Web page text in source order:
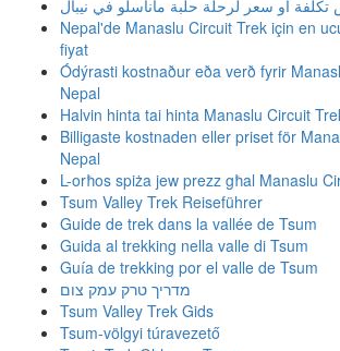
أو سعر لرحلة حلبة ماناسلو في نيبال
Nepal'de Manaslu Circuit Trek için en
fiyat
Ódýrasti kostnaður eða verð fyrir
Nepal
Halvin hinta tai hinta Manaslu Circuit
Billigaste kostnaden eller priset för
Nepal
L-orħos spiża jew prezz għal Manaslu
Tsum Valley Trek Reiseführer
Guide de trek dans la vallée de Tsum
Guida al trekking nella valle di Tsum
Guía de trekking por el valle de Tsum
מדריך טרק עמק צום
Tsum Valley Trek Gids
Tsum-völgyi túravezető